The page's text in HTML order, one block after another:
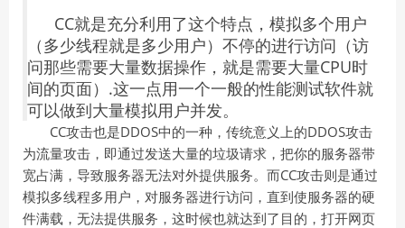
CC就是充分利用了这个特点，模拟多个用户
（多少线程就是多少用户）不停的进行访问（访
问那些需要大量数据操作，就是需要大量CPU时
间的页面）.这一点用一个一般的性能测试软件就
可以做到大量模拟用户并发。
CC攻击也是DDOS中的一种，传统意义上的DDOS攻击
为流量攻击，即通过发送大量的垃圾请求，把你的服务器带
宽占满，导致服务器无法对外提供服务。而CC攻击则是通过
模拟多线程多用户，对服务器进行访问，直到使服务器的硬
件满载，无法提供服务，这时候也就达到了目的，打开网页